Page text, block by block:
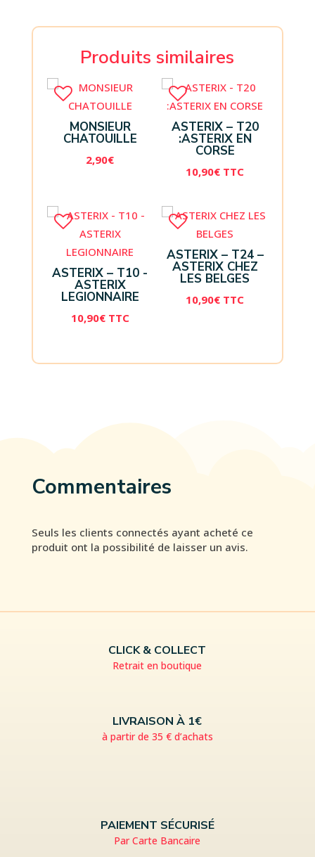
Produits similaires
MONSIEUR
CHATOUILLE
2,90€
ASTERIX – T20
:ASTERIX EN
CORSE
10,90€ TTC
ASTERIX – T10 -
ASTERIX
LEGIONNAIRE
10,90€ TTC
ASTERIX – T24 –
ASTERIX CHEZ
LES BELGES
10,90€ TTC
Commentaires
Seuls les clients connectés ayant acheté ce
produit ont la possibilité de laisser un avis.
CLICK & COLLECT
Retrait en boutique
LIVRAISON À 1€
à partir de 35 € d’achats
PAIEMENT SÉCURISÉ
Par Carte Bancaire